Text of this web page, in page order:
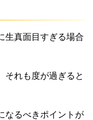
生真面目すぎる場合
それも度が過ぎると
なるべきポイントが